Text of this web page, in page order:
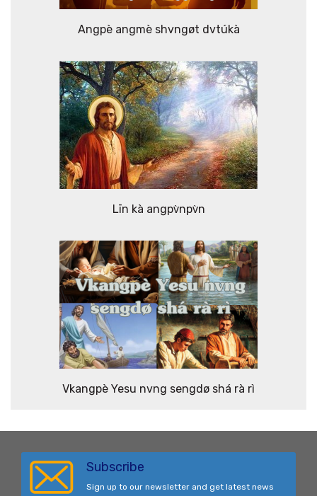
Angpè angmè shvngøt dvtúkà
Līn kà angpv̀npv̀n
Vkangpè Yesu nvng sengdø shá rà rì
Subscribe
Sign up to our newsletter and get latest news